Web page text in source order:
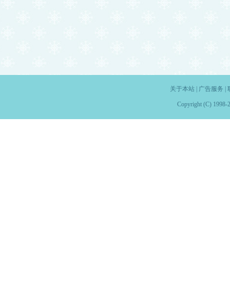
关于本站| 广告服务
Copyright (C) 1998-